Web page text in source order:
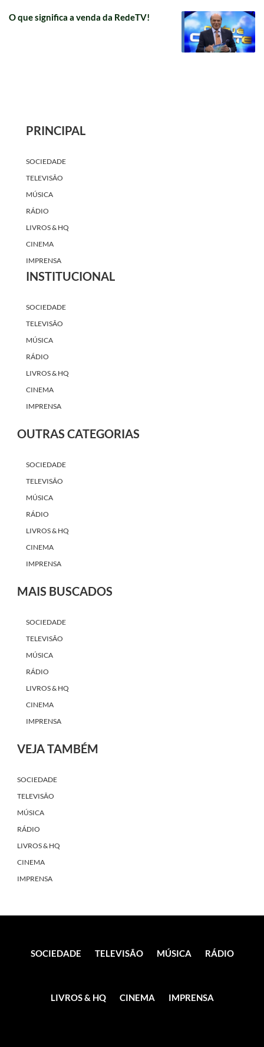
O que significa a venda da RedeTV!
PRINCIPAL
SOCIEDADE
TELEVISÃO
MÚSICA
RÁDIO
LIVROS & HQ
CINEMA
IMPRENSA
INSTITUCIONAL
SOCIEDADE
TELEVISÃO
MÚSICA
RÁDIO
LIVROS & HQ
CINEMA
IMPRENSA
OUTRAS CATEGORIAS
SOCIEDADE
TELEVISÃO
MÚSICA
RÁDIO
LIVROS & HQ
CINEMA
IMPRENSA
MAIS BUSCADOS
SOCIEDADE
TELEVISÃO
MÚSICA
RÁDIO
LIVROS & HQ
CINEMA
IMPRENSA
VEJA TAMBÉM
SOCIEDADE
TELEVISÃO
MÚSICA
RÁDIO
LIVROS & HQ
CINEMA
IMPRENSA
SOCIEDADE TELEVISÃO MÚSICA RÁDIO
LIVROS & HQ CINEMA IMPRENSA